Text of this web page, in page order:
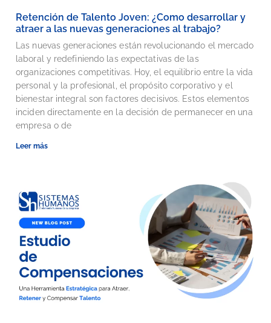
Retención de Talento Joven: ¿Como desarrollar y
atraer a las nuevas generaciones al trabajo?
Las nuevas generaciones están revolucionando el mercado
laboral y redefiniendo las expectativas de las
organizaciones competitivas. Hoy, el equilibrio entre la vida
personal y la profesional, el propósito corporativo y el
bienestar integral son factores decisivos. Estos elementos
inciden directamente en la decisión de permanecer en una
empresa o de
Leer más